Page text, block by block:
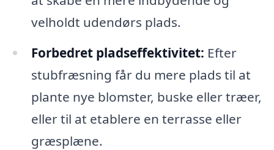
velholdt udendørs plads.
Forbedret pladseffektivitet: Efter
stubfræsning får du mere plads til at
plante nye blomster, buske eller træer,
eller til at etablere en terrasse eller
græsplæne.